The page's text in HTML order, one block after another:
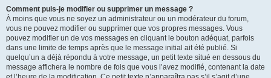
Comment puis-je modifier ou supprimer un message ?
À moins que vous ne soyez un administrateur ou un modérateur du forum,
vous ne pouvez modifier ou supprimer que vos propres messages. Vous
pouvez modifier un de vos messages en cliquant le bouton adéquat, parfois
dans une limite de temps après que le message initial ait été publié. Si
quelqu’un a déjà répondu à votre message, un petit texte situé en dessous du
message affichera le nombre de fois que vous l’avez modifié, contenant la date